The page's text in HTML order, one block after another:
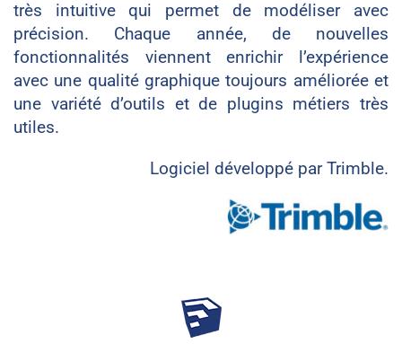
très intuitive qui permet de modéliser avec
précision. Chaque année, de nouvelles
fonctionnalités viennent enrichir l’expérience
avec une qualité graphique toujours améliorée et
une variété d’outils et de plugins métiers très
utiles.
Logiciel développé par Trimble.